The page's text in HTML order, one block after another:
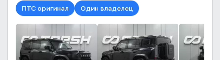
ПТС оригинал Один владелец